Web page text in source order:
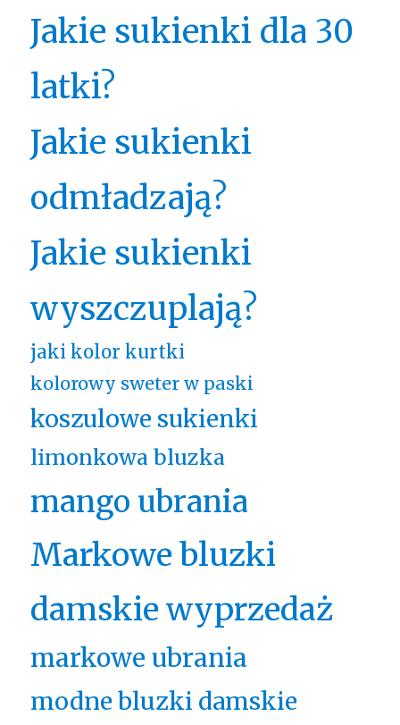
Jakie sukienki dla 30
latki?
Jakie sukienki
odmładzają?
Jakie sukienki
wyszczuplają?
jaki kolor kurtki
kolorowy sweter w paski
koszulowe sukienki
limonkowa bluzka
mango ubrania
Markowe bluzki
damskie wyprzedaż
markowe ubrania
modne bluzki damskie